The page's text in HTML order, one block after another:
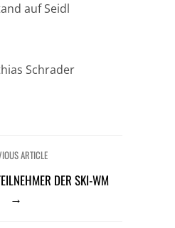
auf Seidl
Schrader
ARTICLE
DER SKI-WM
→